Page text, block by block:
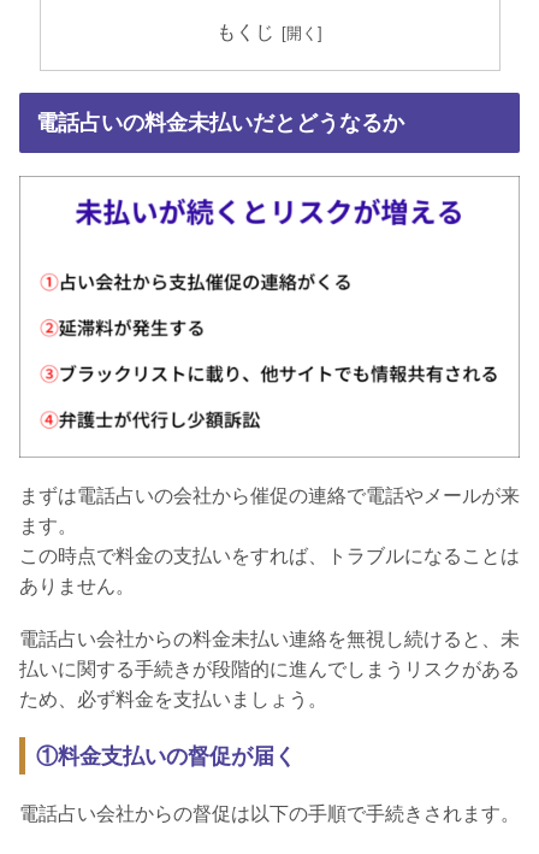
もくじ
電話占いの料金未払いだとどうなるか
まずは電話占いの会社から催促の連絡で電話やメールが来
ます。
この時点で料金の支払いをすれば、トラブルになることは
ありません。
電話占い会社からの料金未払い連絡を無視し続けると、未
払いに関する手続きが段階的に進んでしまうリスクがある
ため、必ず料金を支払いましょう。
①料金支払いの督促が届く
電話占い会社からの督促は以下の手順で手続きされます。